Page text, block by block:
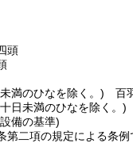
頭
満のひなを除く。) 百
日未満のひなを除く。)
備の基準)
第二項の規定による条例